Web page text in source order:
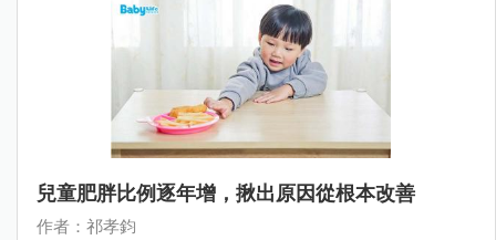
兒童肥胖比例逐年增，揪出原因從根本改善
作者：祁孝鈞